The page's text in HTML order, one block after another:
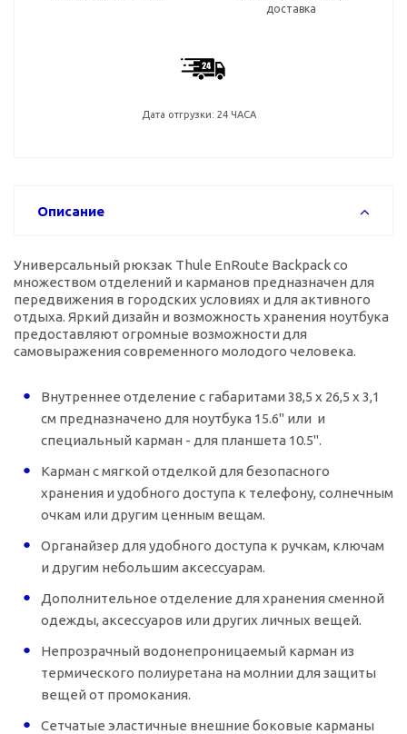
доставка
Дата отгрузки: 24 ЧАСА
Описание
Универсальный рюкзак Thule EnRoute Backpack со
множеством отделений и карманов предназначен для
передвижения в городских условиях и для активного
отдыха. Яркий дизайн и возможность хранения ноутбука
предоставляют огромные возможности для
самовыражения современного молодого человека.
Внутреннее отделение с габаритами 38,5 x 26,5 x 3,1
см предназначено для ноутбука 15.6" или и
специальный карман - для планшета 10.5".
Карман с мягкой отделкой для безопасного
хранения и удобного доступа к телефону, солнечным
очкам или другим ценным вещам.
Органайзер для удобного доступа к ручкам, ключам
и другим небольшим аксессуарам.
Дополнительное отделение для хранения сменной
одежды, аксессуаров или других личных вещей.
Непрозрачный водонепроницаемый карман из
термического полиуретана на молнии для защиты
вещей от промокания.
Сетчатые эластичные внешние боковые карманы